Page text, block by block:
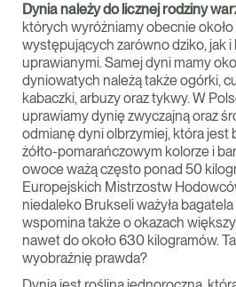
Dynia należy do licznej rodziny
których wyróżniamy obecnie
występujących zarówno dziko, jak
uprawianymi. Samej dyni mamy
dyniowatych należą także ogórki,
kabaczki, arbuzy oraz tykwy. W
uprawiamy dynię zwyczajną oraz
odmianę dyni olbrzymiej, która jest
żółto-pomarańczowym kolorze i
owoce ważą często ponad 50
Europejskich Mistrzostw
niedaleko Brukseli ważyła
wspomina także o okazach
nawet do około 630 kilogramów.
wyobraźnię prawda?